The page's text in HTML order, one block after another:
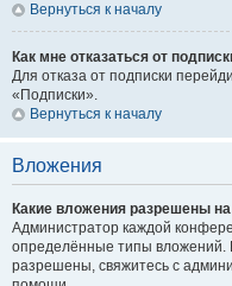
Вернуться к началу
Как мне отказаться от
Для отказа от подписки
«Подписки».
Вернуться к началу
Вложения
Какие вложения разрешены
Администратор каждой
определённые типы вложений.
разрешены, свяжитесь с